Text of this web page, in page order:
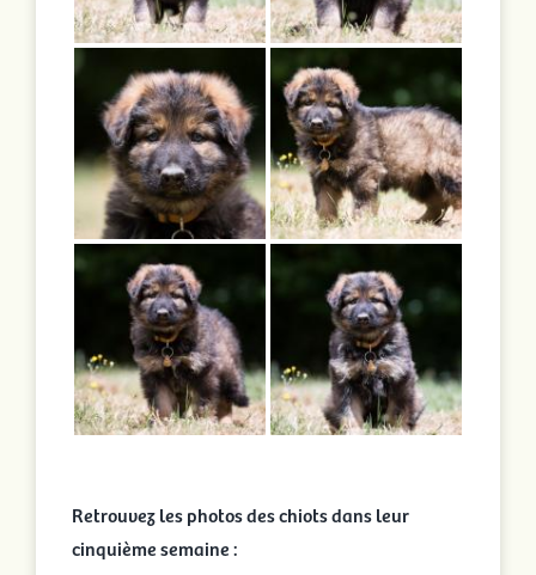
Retrouvez les photos des chiots dans leur
cinquième semaine :